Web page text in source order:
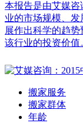
本报告是由艾媒
业的市场规模、
展作出科学的趋
该行业的投资价值
搬家服务
搬家群体
年龄